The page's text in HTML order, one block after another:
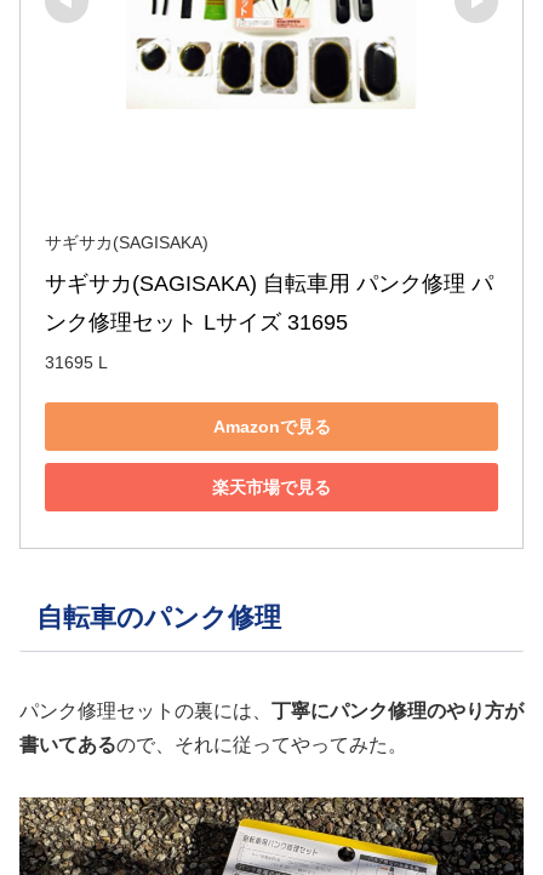
サギサカ(SAGISAKA)
サギサカ(SAGISAKA) 自転車用 パンク修理 パ
ンク修理セット Lサイズ 31695
31695 L
Amazonで見る
楽天市場で見る
自転車のパンク修理
パンク修理セットの裏には、 丁寧にパンク修理のやり方が
書いてあるので、それに従ってやってみた。